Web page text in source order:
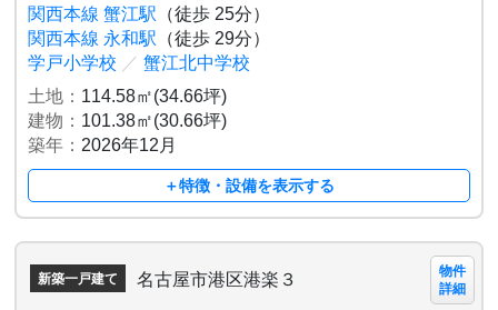
関西本線 蟹江駅 （徒歩 25分）
関西本線 永和駅 （徒歩 29分）
学戸小学校 ／ 蟹江北中学校
土地： 114.58㎡(34.66坪)
建物： 101.38㎡(30.66坪)
築年： 2026年12月
＋特徴・設備を表示する
新築一戸建て 名古屋市港区港楽３
物件
詳細